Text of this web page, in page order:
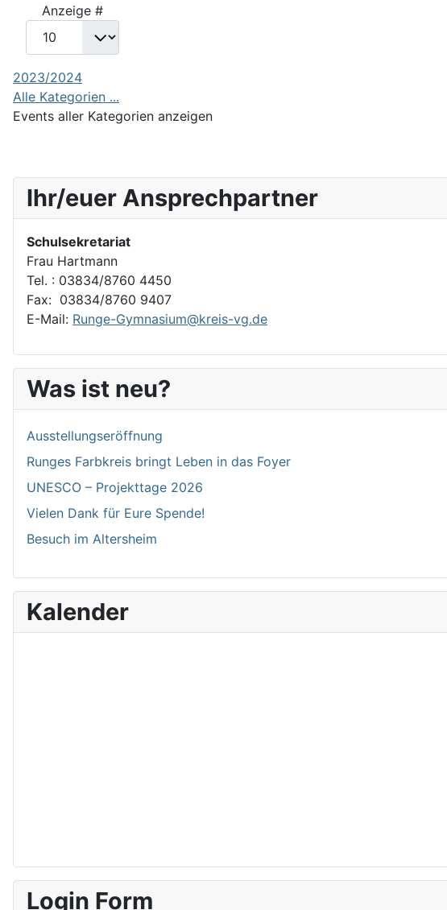
Anzeige #
2023/2024
Alle Kategorien ...
Events aller Kategorien anzeigen
Ihr/euer Ansprechpartner
Schulsekretariat
Frau Hartmann
Tel. : 03834/8760 4450
Fax: 03834/8760 9407
E-Mail: Runge-Gymnasium@kreis-vg.de
Was ist neu?
Ausstellungseröffnung
Runges Farbkreis bringt Leben in das Foyer
UNESCO – Projekttage 2026
Vielen Dank für Eure Spende!
Besuch im Altersheim
Kalender
Login Form